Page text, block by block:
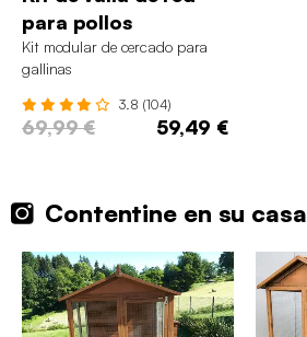
para pollos
Kit modular de cercado para
gallinas
3.8 (104)
69,99 € 59,49 €
Contentine en su casa